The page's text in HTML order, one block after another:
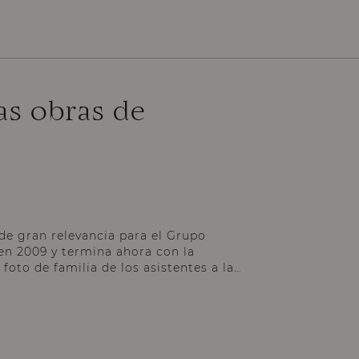
obras de
gran relevancia para el Grupo
2009 y termina ahora con la
de familia de los asistentes a la